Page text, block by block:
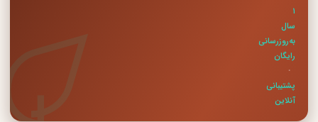
۱
سال
به‌روزرسانی
رایگان
·
پشتیبانی
آنلاین